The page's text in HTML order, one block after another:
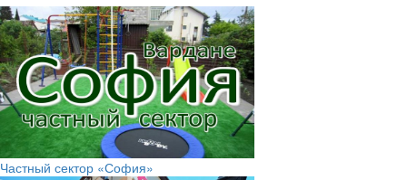
Частный сектор «София»